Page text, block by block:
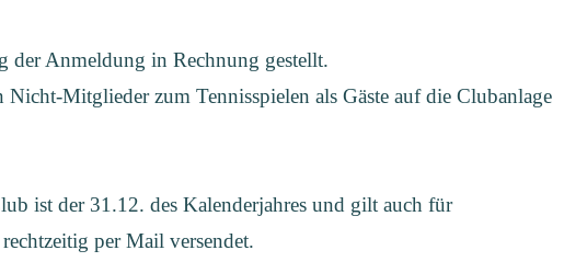
der Anmeldung in Rechnung gestellt.
Nicht-Mitglieder zum Tennisspielen als Gäste auf die Clubanlage
ist der 31.12. des Kalenderjahres und gilt auch für
per Mail versendet.